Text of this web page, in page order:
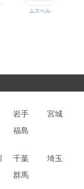
ムスベル
岩手
宮城
福島
千葉
埼玉
群馬